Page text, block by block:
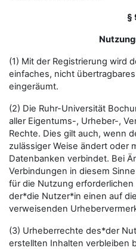
§
(1) Mit der Registrierung wird
einfaches, nicht
eingeräumt.
(2) Die Ruhr-Universität
aller Eigentums-, Urheber-,
Rechte. Dies gilt auch, wenn
zulässiger Weise ändert oder
Datenbanken verbindet. Bei
Verbindungen in diesem
für die Nutzung erforderlichen
der*die Nutzer*in einen auf
verweisenden
(3) Urheberrechte des*der
erstellten Inhalten verbleiben